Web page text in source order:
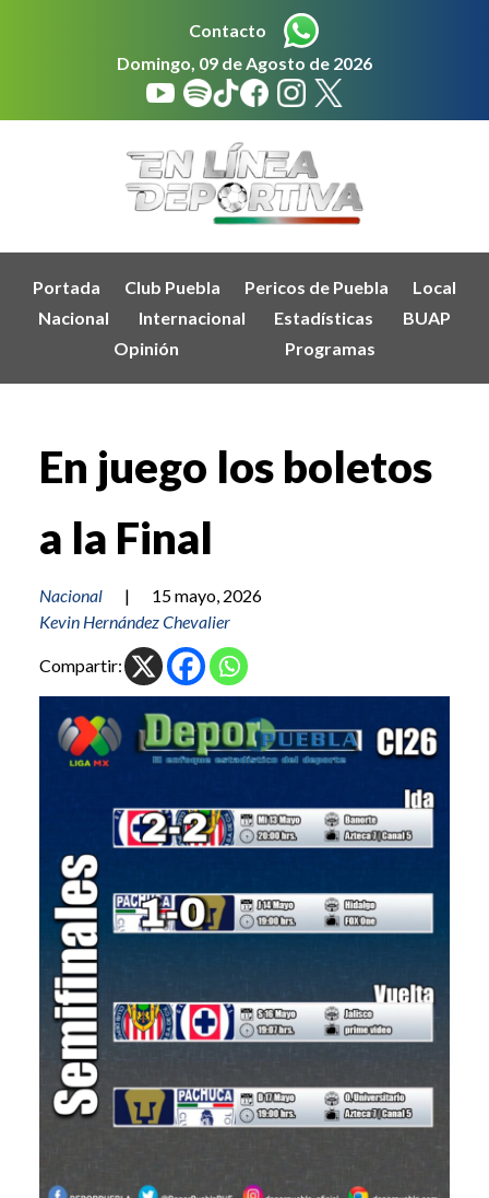
Contacto
Domingo, 09 de Agosto de 2026
Portada Club Puebla Pericos de Puebla
Local
Nacional
Internacional Estadísticas
BUAP
Opinión
Programas
En juego los boletos
a la Final
Nacional |
15 mayo, 2026
Kevin Hernández Chevalier
Compartir: